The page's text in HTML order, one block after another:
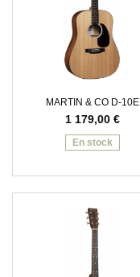
MARTIN & CO D-10E
1 179,00 €
En stock